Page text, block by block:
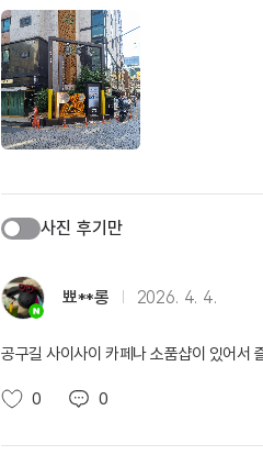
사진 후기만
뾰**롱 2026. 4. 4.
공구길 사이사이 카페나 소품샵이 있어서
0 0